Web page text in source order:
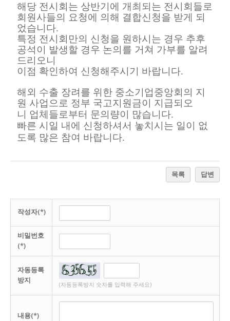
해당 전시회는 상반기에 개최되는 전시회들로
회원사들의 요청에 의해 결합신청을 받게 되
었습니다.
특정 전시회만의 신청을 원하시는 경우 추후
공석이 발생할 경우 논의를 거쳐 가부를 알려
드리오니
이점 확인하여 신청해주시기 바랍니다.
해외 수출 장려를 위한 중소기업중앙회의 지
원 사업으로 정부 국고지원금이 지급되오
니 업체들로부터 문의량이 많습니다.
빠른 시일 내에 신청하셔서 놓치시는 일이 없
도록 많은 참여 바랍니다.
목록 답변
작성자(*)
비밀번호
(*)
자동등록
방지
(자동등록방지 숫자를 입력해 주세요)
내용(*)